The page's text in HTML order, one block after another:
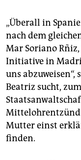
„Überall in
nach dem
Mar Soriano
Initiative in
uns abzuweisen“,
Beatriz sucht,
Mutter einst
finden.